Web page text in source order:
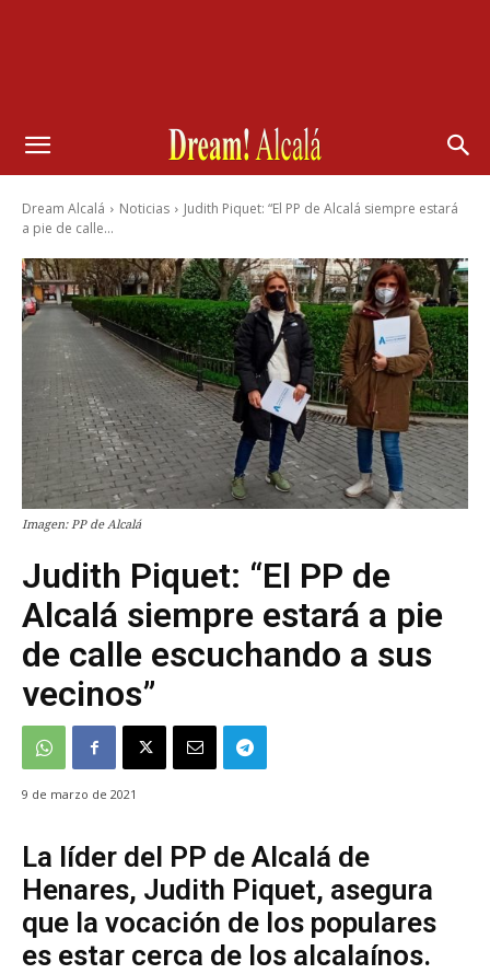
Dream Alcalá Noticias
Judith Piquet: “El PP de Alcalá siempre estará
a pie de calle...
Imagen: PP de Alcalá
Judith Piquet: “El PP de
Alcalá siempre estará a pie
de calle escuchando a sus
vecinos”
9 de marzo de 2021
La líder del PP de Alcalá de
Henares, Judith Piquet, asegura
que la vocación de los populares
es estar cerca de los alcalaínos.